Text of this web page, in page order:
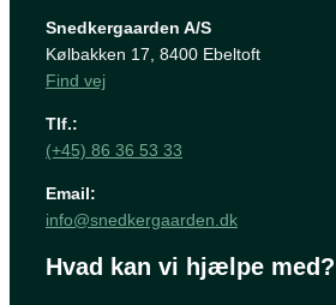
Snedkergaarden A/S
Kølbakken 17, 8400 Ebeltoft
Find vej
Tlf.:
(+45) 86 36 53 33
Email:
info@snedkergaarden.dk
Hvad kan vi hjælpe med?